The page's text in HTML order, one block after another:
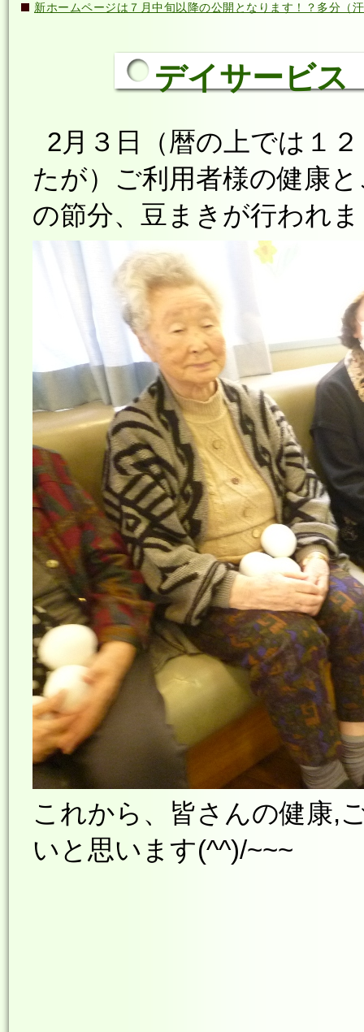
新ホームページは７月中旬以降の公開となります！？多分
デイサービ
2月３日（暦の上では１
たが）ご利用者様の健康
の節分、豆まきが行われ
これから、皆さんの健康,
いと思います(^^)/~~~